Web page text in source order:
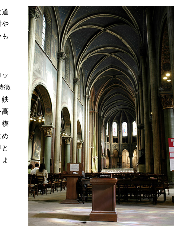
道
や
徴
鉄
高
模
め